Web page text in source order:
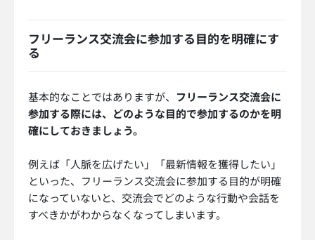
フリーランス交流会に参加する目的を明確にす
る
基本的なことではありますが、 フリーランス交流会に
参加する際には、どのような目的で参加するのかを明
確にしておきましょう。
例えば「人脈を広げたい」「最新情報を獲得したい」
といった、フリーランス交流会に参加する目的が明確
になっていないと、交流会でどのような行動や会話を
すべきかがわからなくなってしまいます。